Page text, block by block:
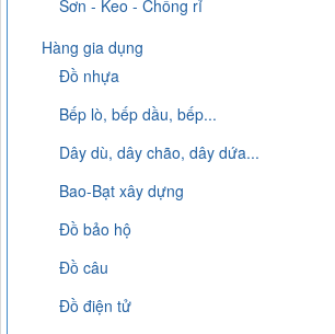
Sơn - Keo - Chống rỉ
Hàng gia dụng
Đồ nhựa
Bếp lò, bếp dầu, bếp...
Dây dù, dây chão, dây dứa...
Bao-Bạt xây dựng
Đồ bảo hộ
Đồ câu
Đồ điện tử